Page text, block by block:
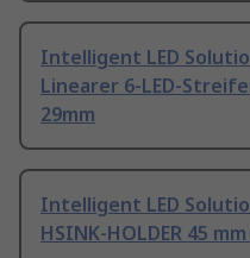
Intelligent LED
Linearer 6-LED-
29mm
Intelligent LED
HSINK-HOLDER 45